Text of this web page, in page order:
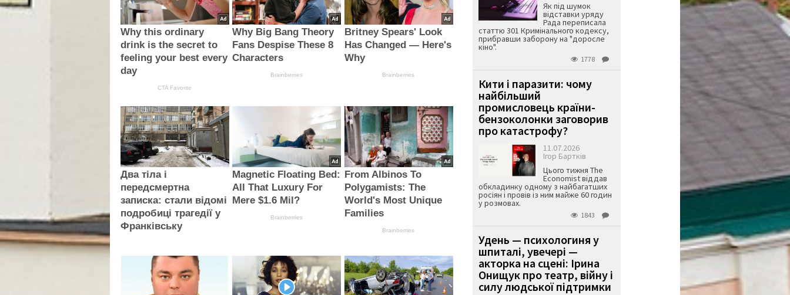
Why this ordinary
drink is the secret to
feeling your best every
day
CTA Favorite
Why Big Bang Theory
Fans Despise These 8
Characters
Brainberries
Britney Spears' Look
Has Changed — Here's
Why
Brainberries
Два тіла і
передсмертна
записка: стали відомі
подробиці трагедії у
Франківську
Magnetic Floating Bed:
All That Luxury For
Mere $1.6 Mil?
Brainberries
From Albinos To
Polygamists: The
World's Most Unique
Families
Brainberries
Як під шумок
відставки уряду
Рада переписала
статтю 301 Кримінального кодексу,
прибравши заборону на "доросле
кіно".
1778
Кити і паразити: чому
найбільший
промисловець країни-
бензоколонки заговорив
про катастрофу?
11.07.2026
Ігор Бартків
Цього тижня The
Economist віддав
обкладинку одному з найбагатших
росіян і провів із ним майже 60 годин
у розмовах.
1843
Удень — психологиня у
шпиталі, увечері —
акторка на сцені: Ірина
Онищук про театр, війну і
силу людської підтримки